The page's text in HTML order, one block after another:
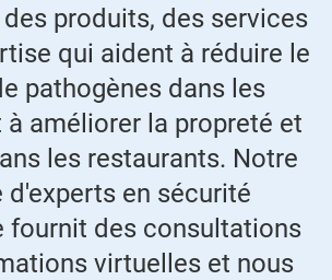
produits, des services
qui aident à réduire le
pathogènes dans les
améliorer la propreté et
les restaurants. Notre
d'experts en sécurité
fournit des consultations
virtuelles et nous